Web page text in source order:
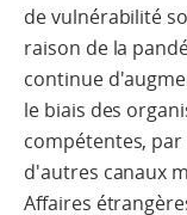
de vulnérabilité
raison de la
continue
le biais des
compétentes,
d'autres canaux
Affaires